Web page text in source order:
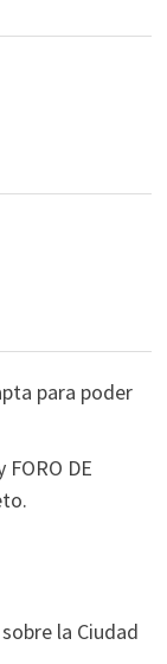
para poder
DE
la Ciudad